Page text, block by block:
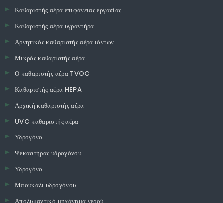
Καθαριστής αέρα επιφάνειας εργασίας
Καθαριστής αέρα υγραντήρα
Αρνητικός καθαριστής αέρα ιόντων
Μικρός καθαριστής αέρα
Ο καθαριστής αέρα TVOC
Καθαριστής αέρα HEPA
Αρχική καθαριστής αέρα
UVC καθαριστής αέρα
Υδρογόνο
Ψεκαστήρας υδρογόνου
Υδρογόνο
Μπουκάλι υδρογόνου
Απολυμαντικό μηχάνημα νερού